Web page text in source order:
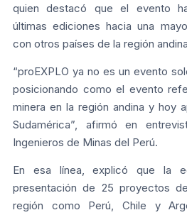
quien destacó que el evento
últimas ediciones hacia una
con otros países de la región
“proEXPLO ya no es un evento
posicionando como el evento
minera en la región andina y hoy
Sudamérica”, afirmó en
Ingenieros de Minas del Perú.
En esa línea, explicó que la
presentación de 25 proyectos
región como Perú, Chile y